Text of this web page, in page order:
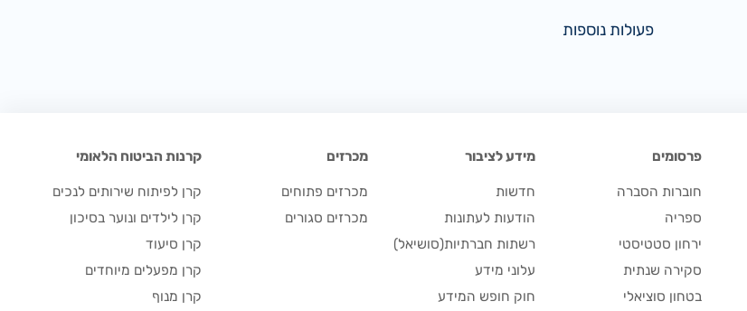
פעולות נוספות
פרסומים
חוברות הסברה
ספריה
ירחון סטטיסטי
סקירה שנתית
בטחון סוציאלי
מידע לציבור
חדשות
הודעות לעתונות
רשתות חברתיות(סושיאל)
עלוני מידע
חוק חופש המידע
מכרזים
מכרזים פתוחים
מכרזים סגורים
קרנות הביטוח הלאומי
קרן לפיתוח שירותים לנכים
קרן לילדים ונוער בסיכון
קרן סיעוד
קרן מפעלים מיוחדים
קרן מנוף